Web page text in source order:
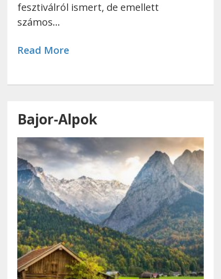
fesztiválról ismert, de emellett
számos…
Read More
Bajor-Alpok